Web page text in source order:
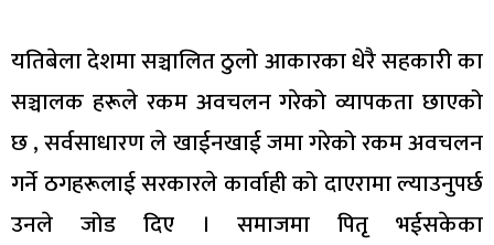
यतिबेला देशमा सञ्चालित ठुलो आकारका धेरै सहकारी का
सञ्चालक हरूले रकम अवचलन गरेको व्यापकता छाएको
छ , सर्वसाधारण ले खाईनखाई जमा गरेको रकम अवचलन
गर्ने ठगहरूलाई सरकारले कार्वाही को दाएरामा ल्याउनुपर्छ
उनले जोड दिए । समाजमा पितृ भईसकेका